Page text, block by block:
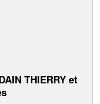
THIERRY et